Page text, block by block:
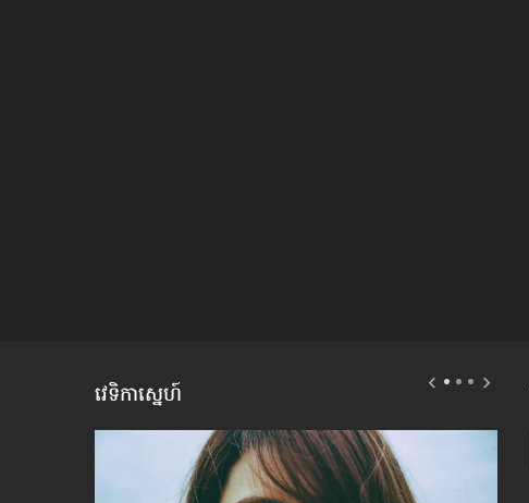
វេទិកាស្នេហ៍